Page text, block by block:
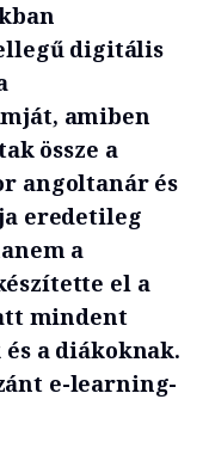
digitális
amiben
össze a
angoltanár és
eredetileg
a
el a
mindent
a diákoknak.
e-learning-